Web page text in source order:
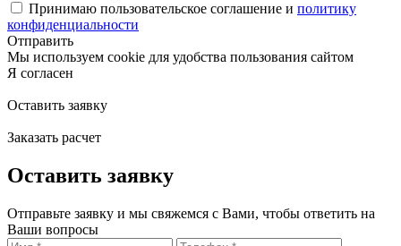
Принимаю пользовательское соглашение и политику
конфиденциальности
Отправить
Мы используем cookie для удобства пользования сайтом
Я согласен
Оставить заявку
Заказать расчет
Оставить заявку
Отправьте заявку и мы свяжемся с Вами, чтобы ответить на
Ваши вопросы